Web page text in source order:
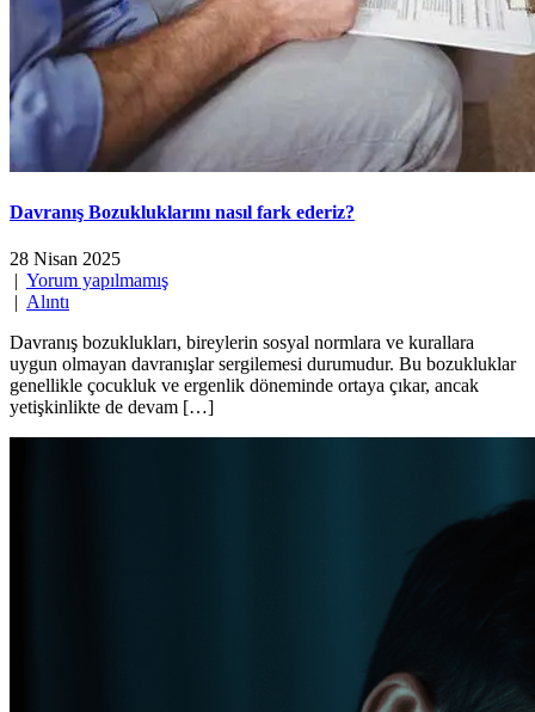
Davranış Bozukluklarını nasıl fark ederiz?
28 Nisan 2025
| Yorum yapılmamış
| Alıntı
Davranış bozuklukları, bireylerin sosyal normlara ve kurallara
uygun olmayan davranışlar sergilemesi durumudur. Bu bozukluklar
genellikle çocukluk ve ergenlik döneminde ortaya çıkar, ancak
yetişkinlikte de devam […]